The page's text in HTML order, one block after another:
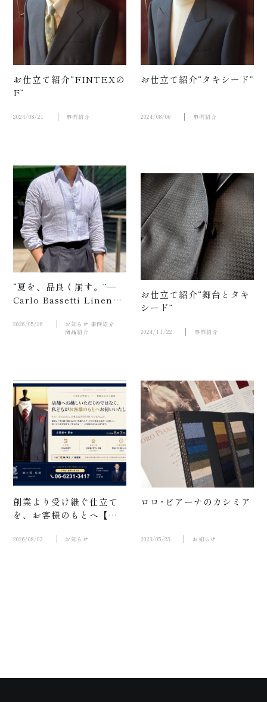
紹介
動画
お
お仕立て紹介“FINTEXの
F”
2024/08/21 事例紹介
お仕立て紹介“タキシード”
2024/08/06 事例紹介
“夏を、品良く崩す。”―
Carlo Bassetti Linen
2026/05/26 お知らせ 事例紹介
商品紹介
お仕立て紹介“舞台とタキ
シード”
2024/11/22 事例紹介
創業より受け継ぐ仕立て
を、お客様のもとへ【出
2026/08/03 お知らせ
ロロ･ピアーナのカシミア
2023/05/23 お知らせ